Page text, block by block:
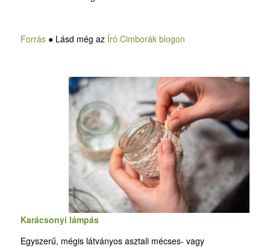
Forrás● Lásd még az Író Cimborák blogon
Karácsonyi lámpás
Egyszerű, mégis látványos asztali mécses- vagy